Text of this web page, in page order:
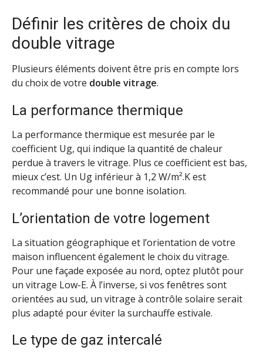
Définir les critères de choix du
double vitrage
Plusieurs éléments doivent être pris en compte lors
du choix de votre double vitrage.
La performance thermique
La performance thermique est mesurée par le
coefficient Ug, qui indique la quantité de chaleur
perdue à travers le vitrage. Plus ce coefficient est bas,
mieux c’est. Un Ug inférieur à 1,2 W/m².K est
recommandé pour une bonne isolation.
L’orientation de votre logement
La situation géographique et l’orientation de votre
maison influencent également le choix du vitrage.
Pour une façade exposée au nord, optez plutôt pour
un vitrage Low-E. À l’inverse, si vos fenêtres sont
orientées au sud, un vitrage à contrôle solaire serait
plus adapté pour éviter la surchauffe estivale.
Le type de gaz intercalé